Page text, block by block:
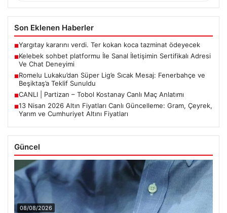
Son Eklenen Haberler
■Yargıtay kararını verdi. Ter kokan koca tazminat ödeyecek
■Kelebek sohbet platformu İle Sanal İletişimin Sertifikalı Adresi
Ve Chat Deneyimi
■Romelu Lukaku’dan Süper Lig’e Sıcak Mesaj: Fenerbahçe ve
Beşiktaş’a Teklif Sunuldu
■CANLI | Partizan – Tobol Kostanay Canlı Maç Anlatımı
■13 Nisan 2026 Altın Fiyatları Canlı Güncelleme: Gram, Çeyrek,
Yarım ve Cumhuriyet Altını Fiyatları
Güncel
08/08/2026